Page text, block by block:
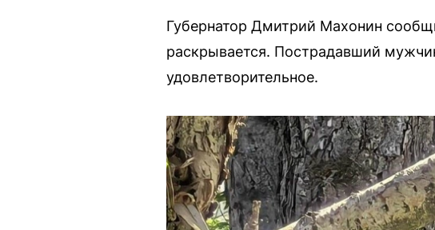
Губернатор Дмитрий Махонин
раскрывается. Пострадавший
удовлетворительное.